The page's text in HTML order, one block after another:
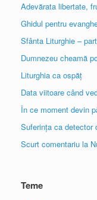
Adevărata libertate,
Ghidul pentru
Sfânta Liturghie –
Dumnezeu cheamă
Liturghia ca ospăț
Data viitoare când
În ce moment devin
Suferința ca detector
Scurt comentariu la
Teme